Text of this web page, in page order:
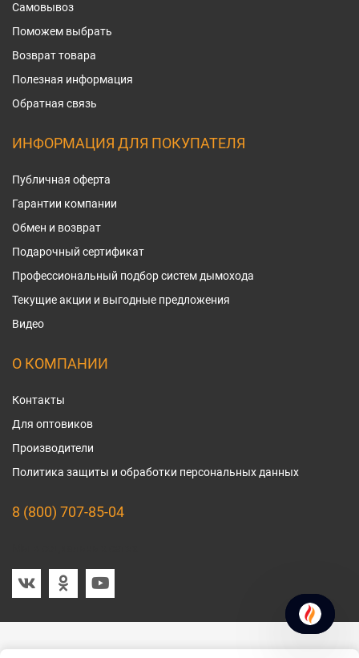
Самовывоз
Поможем выбрать
Возврат товара
Полезная информация
Обратная связь
ИНФОРМАЦИЯ ДЛЯ ПОКУПАТЕЛЯ
Публичная оферта
Гарантии компании
Обмен и возврат
Подарочный сертификат
Профессиональный подбор систем дымохода
Текущие акции и выгодные предложения
Видео
О КОМПАНИИ
Контакты
Для оптовиков
Производители
Политика защиты и обработки персональных данных
8 (800) 707-85-04